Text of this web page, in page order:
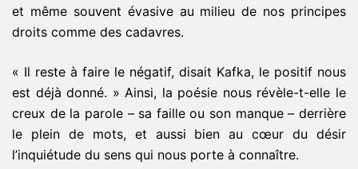
et même souvent évasive au milieu de nos principes
droits comme des cadavres.
« Il reste à faire le négatif, disait Kafka, le positif nous
est déjà donné. » Ainsi, la poésie nous révèle-t-elle le
creux de la parole – sa faille ou son manque – derrière
le plein de mots, et aussi bien au cœur du désir
l’inquiétude du sens qui nous porte à connaître.